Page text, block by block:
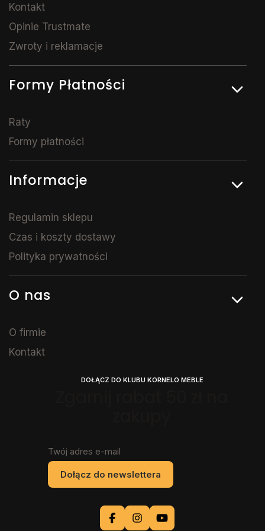
Kontakt
Opinie Trustmate
Zwroty i reklamacje
Formy Płatności
Raty
Formy płatności
Informacje
Regulamin sklepu
Czas i koszty dostawy
Polityka prywatności
O nas
O firmie
Kontakt
DOŁĄCZ DO KLUBU KORNELO MEBLE
Twój adres e-mail
Dołącz do newslettera